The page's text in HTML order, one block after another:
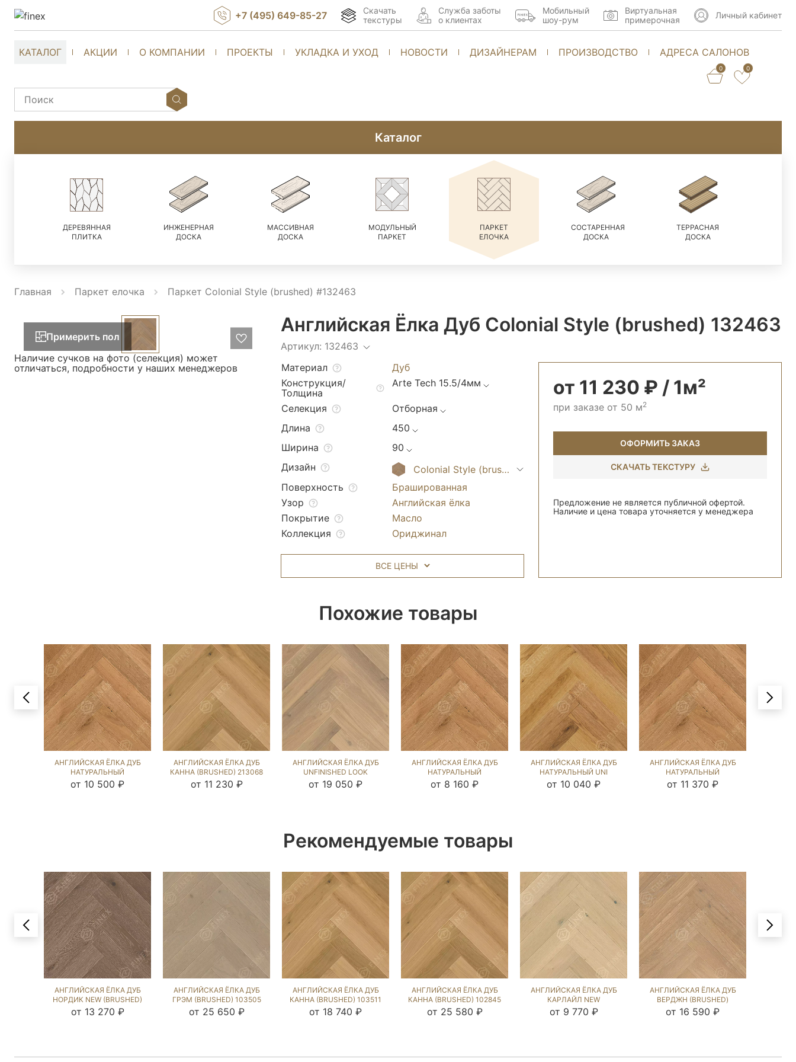
КАТАЛОГ АКЦИИ О КОМПАНИИ ПРОЕКТЫ УКЛАДКА И УХОД НОВОСТИ ДИЗАЙНЕРАМ ПРОИЗВОДСТВО АДРЕСА САЛОНОВ
0 0
+7 (495) 649-85-27
Скачать
текстуры
Cлужба заботы
о клиентах
Мобильный
шоу-рум
Виртуальная
примерочная
Личный кабинет
Каталог
ДЕРЕВЯННАЯ
ПЛИТКА
ИНЖЕНЕРНАЯ
ДОСКА
МАССИВНАЯ
ДОСКА
МОДУЛЬНЫЙ
ПАРКЕТ
ПАРКЕТ
ЕЛОЧКА
СОСТАРЕННАЯ
ДОСКА
ТЕРРАСНАЯ
ДОСКА
Главная Паркет елочка Паркет Colonial Style (brushed) #132463
Примерить пол
Наличие сучков на фото (селекция) может
отличаться, подробности у наших менеджеров
Английская Ёлка Дуб Colonial Style (brushed) 132463
Артикул: 132463
Материал
Дуб
Конструкция/
Толщина
Arte Tech 15.5/4мм
Селекция
Отборная
Длина
450
Ширина
90
Дизайн
Colonial Style (brushed)
Поверхность
Брашированная
Узор
Английская ёлка
Покрытие
Масло
Коллекция
Ориджинал
от 11 230 ₽ / 1м²
при заказе от 50 м2
ОФОРМИТЬ ЗАКАЗ
СКАЧАТЬ ТЕКСТУРУ
Предложение не является публичной офертой.
Наличие и цена товара уточняется у менеджера
ВСЕ ЦЕНЫ
Похожие товары
АНГЛИЙСКАЯ ЁЛКА ДУБ
НАТУРАЛЬНЫЙ
(BRUSHED) 143324
от 10 500 ₽
АНГЛИЙСКАЯ ЁЛКА ДУБ
КАННА (BRUSHED) 213068
от 11 230 ₽
АНГЛИЙСКАЯ ЁЛКА ДУБ
UNFINISHED LOOK
(BRUSHED) 102542
от 19 050 ₽
АНГЛИЙСКАЯ ЁЛКА ДУБ
НАТУРАЛЬНЫЙ
(BRUSHED) 143320
от 8 160 ₽
АНГЛИЙСКАЯ ЁЛКА ДУБ
НАТУРАЛЬНЫЙ UNI
(BRUSHED) 140729
от 10 040 ₽
АНГЛИЙСКАЯ ЁЛКА ДУБ
НАТУРАЛЬНЫЙ
(BRUSHED) 106742
от 11 370 ₽
Рекомендуемые товары
АНГЛИЙСКАЯ ЁЛКА ДУБ
НОРДИК NEW (BRUSHED)
106754
от 13 270 ₽
АНГЛИЙСКАЯ ЁЛКА ДУБ
ГРЭМ (BRUSHED) 103505
от 25 650 ₽
АНГЛИЙСКАЯ ЁЛКА ДУБ
КАННА (BRUSHED) 103511
от 18 740 ₽
АНГЛИЙСКАЯ ЁЛКА ДУБ
КАННА (BRUSHED) 102845
от 25 580 ₽
АНГЛИЙСКАЯ ЁЛКА ДУБ
КАРЛАЙЛ NEW
(BRUSHED) 143236
от 9 770 ₽
АНГЛИЙСКАЯ ЁЛКА ДУБ
ВЕРДЖН (BRUSHED)
213519
от 16 590 ₽